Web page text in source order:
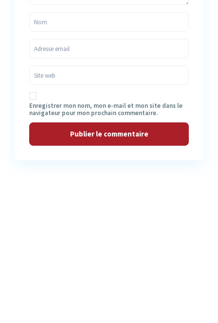
Enregistrer mon nom, mon e-mail et mon site dans le
navigateur pour mon prochain commentaire.